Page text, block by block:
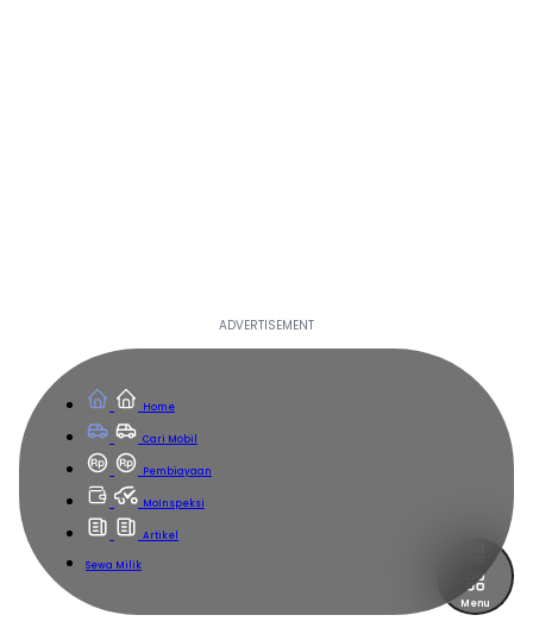
Home
Cari Mobil
Pembiayaan
MoInspeksi
Artikel
Sewa Milik